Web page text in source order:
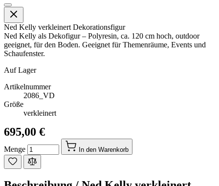
Ned Kelly verkleinert Dekorationsfigur
Ned Kelly als Dekofigur – Polyresin, ca. 120 cm hoch, outdoor
geeignet, für den Boden. Geeignet für Themenräume, Events und
Schaufenster.
Auf Lager
Artikelnummer
2086_VD
Größe
verkleinert
695,00 €
Menge In den Warenkorb